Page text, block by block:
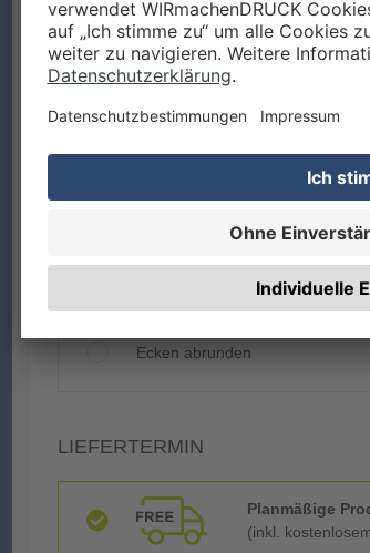
ZUSATZOPTIONEN
Qualitätskontrolle (von Experten
Rechnung zusätzlich per Post
VERARBEITUNG &
Ecken abrunden
LIEFERTERMIN
Planmäßige
(inkl.